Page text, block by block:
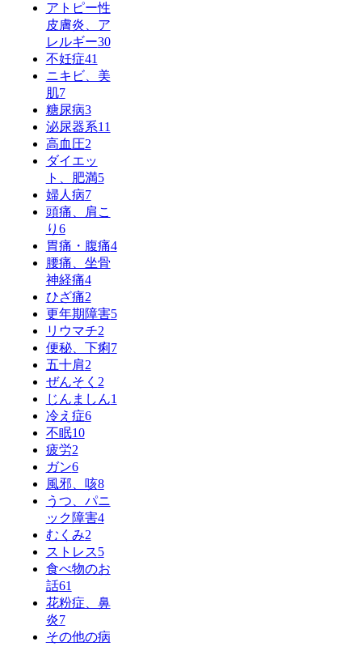
アトピー性
皮膚炎、ア
レルギー30
不妊症41
ニキビ、美
肌7
糖尿病3
泌尿器系11
高血圧2
ダイエッ
ト、肥満5
婦人病7
頭痛、肩こ
り 6
胃痛・腹痛4
腰痛、坐骨
神経痛4
ひざ痛2
更年期障害5
リウマチ2
便秘、下痢7
五十肩2
ぜんそく 2
じんましん1
冷え症6
不眠10
疲労2
ガン6
風邪、咳8
うつ、パニ
ック障害4
むくみ2
ストレス5
食べ物のお
話61
花粉症、鼻
炎7
その他の病